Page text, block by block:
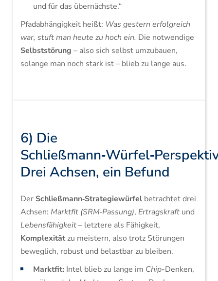
und für das übernächste.“
Pfadabhängigkeit heißt: Was gestern erfolgreich
war, stuft man heute zu hoch ein. Die notwendige
Selbststörung – also sich selbst umzubauen,
solange man noch stark ist – blieb zu lange aus.
6) Die
Drei Achsen, ein Befund
Der Schließmann‑Strategiewürfelbetrachtet drei
Achsen: Marktfit (SRM‑Passung), Ertragskraftund
Lebensfähigkeit– letztere als Fähigkeit,
Komplexitätzu meistern, also trotz Störungen
beweglich, robust und belastbar zu bleiben.
Marktfit: Intel blieb zu lange im Chip-Denken,